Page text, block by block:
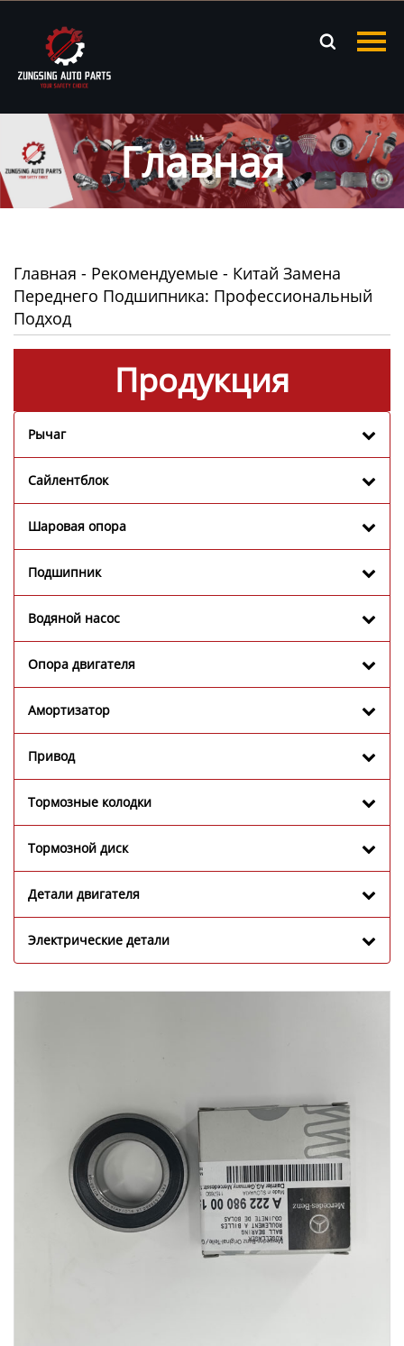

Главная
Продукция
Новости
О нас
Контакты
Главная
Главная - Рекомендуемые - Китай Замена
Переднего Подшипника: Профессиональный
Подход
Продукция
Рычаг
Сайлентблок
Шаровая опора
Подшипник
Водяной насос
Опора двигателя
Амортизатор
Привод
Тормозные колодки
Тормозной диск
Детали двигателя
Электрические детали